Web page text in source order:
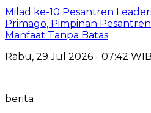
Milad ke-10 Pesantren
Primago, Pimpinan
Manfaat Tanpa Batas
Rabu, 29 Jul 2026 - 07:42 WIB
berita